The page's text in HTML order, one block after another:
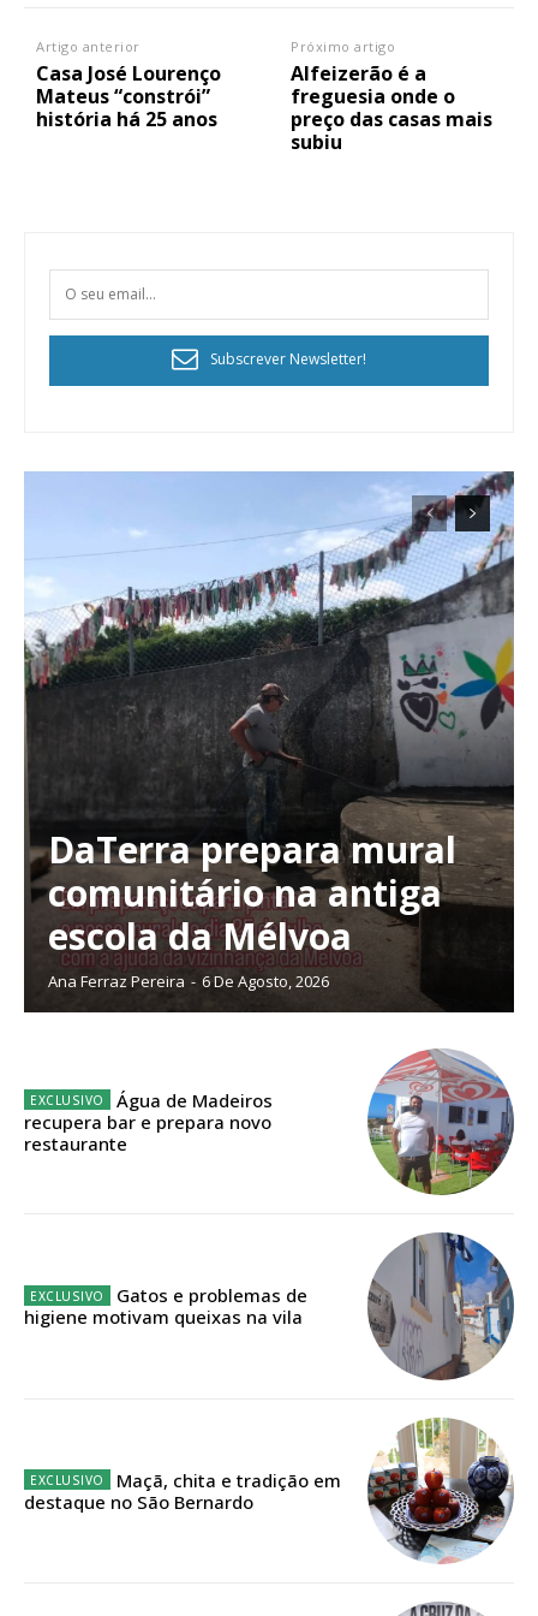
Planos de Assinatura
Faça-se assinante do Região de Cister e ajude-nos a manter este serviço
Sendo assinante terá acesso a todos os conteúdos exclusivos e versões
12 meses
Artigo anterior
Casa José Lourenço
Mateus “constrói”
história há 25 anos
Próximo artigo
Alfeizerão é a
freguesia onde o
preço das casas mais
subiu
Subscrever Newsletter!
DaTerra prepara mural
comunitário na antiga
escola da Mélvoa
Ana Ferraz Pereira - 6 De Agosto, 2026
Água de Madeiros
recupera bar e prepara novo
restaurante
Gatos e problemas de
higiene motivam queixas na vila
Maçã, chita e tradição em
destaque no São Bernardo